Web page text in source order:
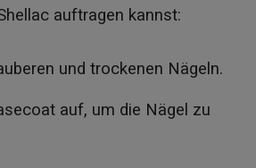
auftragen kannst:
und trockenen Nägeln.
auf, um die Nägel zu